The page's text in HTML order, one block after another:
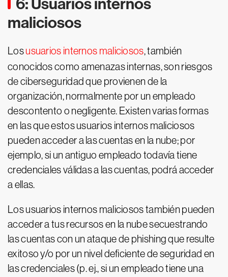
6: Usuarios internos
maliciosos
Losusuarios internos maliciosos, también
conocidos como amenazas internas, son riesgos
de ciberseguridad que provienen de la
organización, normalmente por un empleado
descontento o negligente. Existen varias formas
en las que estos usuarios internos maliciosos
pueden acceder a las cuentas en la nube; por
ejemplo, si un antiguo empleado todavía tiene
credenciales válidas a las cuentas, podrá acceder
a ellas.
Los usuarios internos maliciosos también pueden
acceder a tus recursos en la nube secuestrando
las cuentas con un ataque de phishing que resulte
exitoso y/o por un nivel deficiente de seguridad en
las credenciales (p. ej., si un empleado tiene una